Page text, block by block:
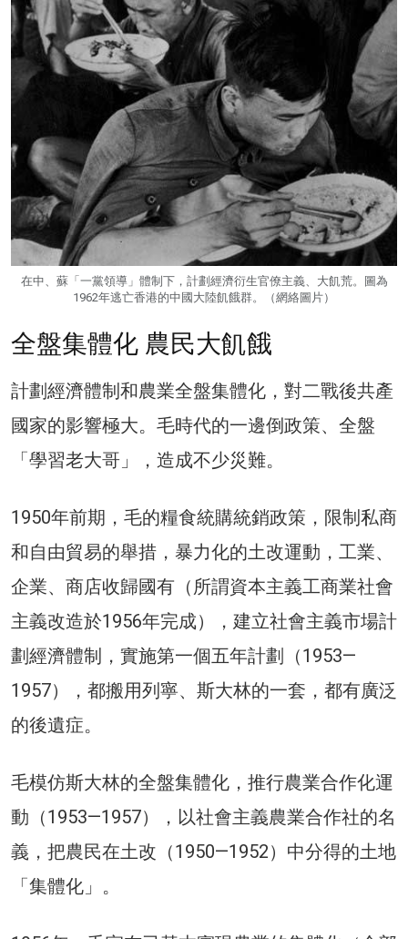
在中、蘇「一黨領導」體制下，計劃經濟衍生官僚主義、大飢荒。圖為
1962年逃亡香港的中國大陸飢餓群。（網絡圖片）
全盤集體化 農民大飢餓
計劃經濟體制和農業全盤集體化，對二戰後共產
國家的影響極大。毛時代的一邊倒政策、全盤
「學習老大哥」，造成不少災難。
1950年前期，毛的糧食統購統銷政策，限制私商
和自由貿易的舉措，暴力化的土改運動，工業、
企業、商店收歸國有（所謂資本主義工商業社會
主義改造於1956年完成），建立社會主義市場計
劃經濟體制，實施第一個五年計劃（1953—
1957），都搬用列寧、斯大林的一套，都有廣泛
的後遺症。
毛模仿斯大林的全盤集體化，推行農業合作化運
動（1953—1957），以社會主義農業合作社的名
義，把農民在土改（1950—1952）中分得的土地
「集體化」。